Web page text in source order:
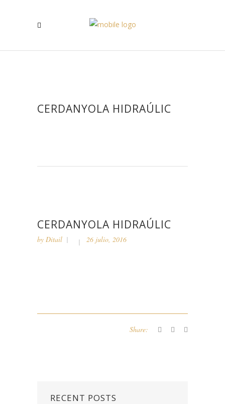
CERDANYOLA HIDRAÚLIC
CERDANYOLA HIDRAÚLIC
by Ditail 26 julio, 2016
Share:
RECENT POSTS